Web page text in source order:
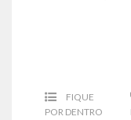
FIQUE
POR DENTRO